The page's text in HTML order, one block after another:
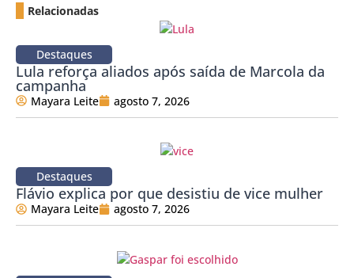
Relacionadas
Destaques
Lula reforça aliados após saída de Marcola da
campanha
Mayara Leite agosto 7, 2026
Destaques
Flávio explica por que desistiu de vice mulher
Mayara Leite agosto 7, 2026